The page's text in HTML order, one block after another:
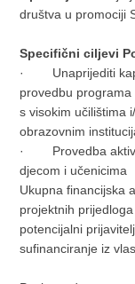
društva u promociji
Specifični ciljevi
· Unaprijediti
provedbu
s visokim učilištima
obrazovnim
· Provedba
djecom i učenicima
Ukupna financijska
projektnih
potencijalni
sufinanciranje iz